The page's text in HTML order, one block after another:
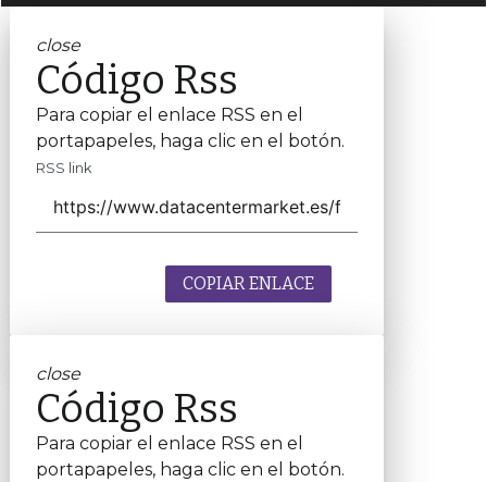
close
Código Rss
Para copiar el enlace RSS en el
portapapeles, haga clic en el botón.
RSS link
COPIAR ENLACE
close
Código Rss
Para copiar el enlace RSS en el
portapapeles, haga clic en el botón.